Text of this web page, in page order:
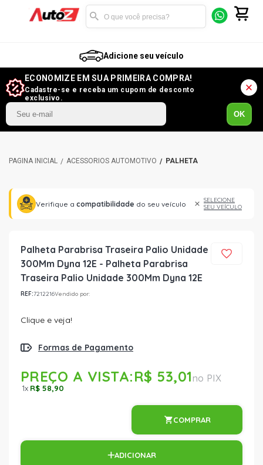
Adicione seu veículo
ECONOMIZE EM SUA PRIMEIRA COMPRA!
Cadastre-se e receba um cupom de desconto
exclusivo.
OK
ACESSÓRIOS AUTOMOTIVO PALHETA
Verifique a compatibilidade do seu veículo
SELECIONE
SEU VEÍCULO
Palheta Parabrisa Traseira Palio Unidade
300Mm Dyna 12E - Palheta Parabrisa
Traseira Palio Unidade 300Mm Dyna 12E
REF:7212216Vendido por:
Clique e veja!
Formas de Pagamento
PREÇO A VISTA:R$ 53,01
1x R$ 58,90
COMPRAR
ADICIONAR